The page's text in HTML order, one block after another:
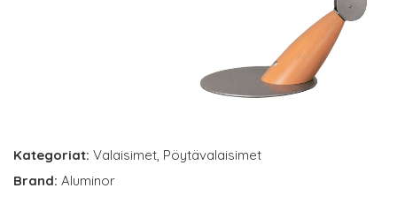
Kategoriat: Valaisimet, Pöytävalaisimet
Brand: Aluminor